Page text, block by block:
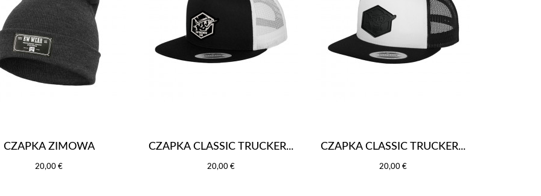
CZAPKA ZIMOWA
20,00 €
CZAPKA CLASSIC TRUCKER...
20,00 €
CZAPKA CLASSIC TRUCKER...
20,00 €